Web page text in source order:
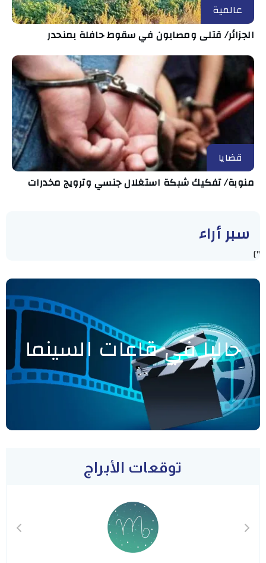
عالمية
الجزائر/ قتلى ومصابون في سقوط حافلة بمنحدر
قضايا
منوبة/ تفكيك شبكة استغلال جنسي وترويج مخدرات
سبر أراء
"]
حاليا في قاعات السينما
توقعات الأبراج